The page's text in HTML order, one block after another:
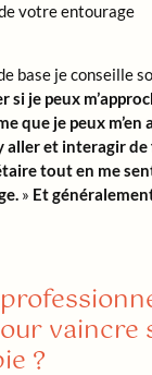
votre entourage
base je conseille
si je peux
que je peux m’en
aller et interagir
tout en me
» Et
vaincre
?